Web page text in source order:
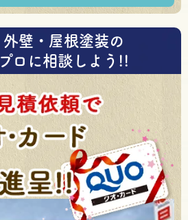
外壁・屋根塗装の
プロに相談しよう!!